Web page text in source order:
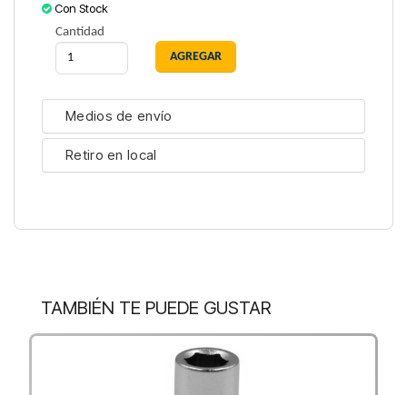
Con Stock
Cantidad
Medios de envío
Retiro en local
TAMBIÉN TE PUEDE GUSTAR